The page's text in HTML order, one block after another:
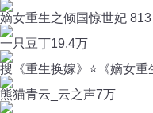
嫡女重生之倾国惊世妃
一只豆丁19.4万
搜《重生换嫁》⭐《嫡女重
熊猫青云_云之声7万